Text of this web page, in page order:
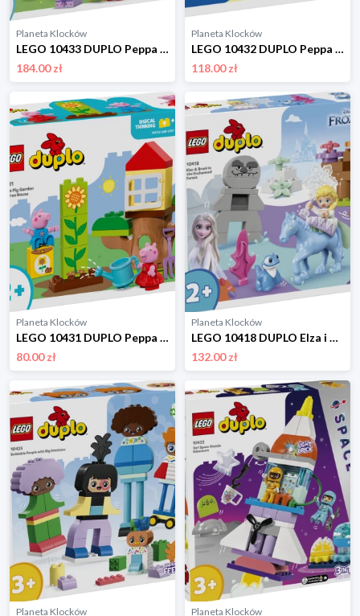
Planeta Klocków
LEGO 10433 DUPLO Peppa Pig Urodzinowy domek Peppy Lego
184.00 zł
Planeta Klocków
LEGO 10432 DUPLO Peppa Pig Peppa i rejs łodzią Lego
118.00 zł
Planeta Klocków
LEGO 10431 DUPLO Peppa Pig Ogród i domek na drzewie Peppy Lego
80.00 zł
Planeta Klocków
LEGO 10418 DUPLO Elza i Bruni w Zaczarowanym Lesie Lego
132.00 zł
Planeta Klocków Planeta Klocków